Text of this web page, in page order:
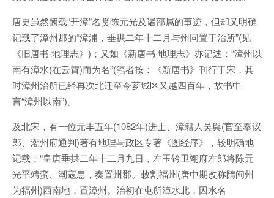
唐史虽然阙载“开漳”名贤陈元光及诸部属的事迹，但却又明确
记载了漳州郡的“漳浦，垂拱二年十二月与州同置于治所”(见
《旧唐书·地理志》)；又如《新唐书·地理志》亦记述：“漳州以
南有漳水(在云霄)而为名”(笔者按：《新唐书》刊行于宋，其
时漳州治所已经再次北迁至今芗城区又越四百年，故书中
言“漳州以南”)。
及北宋，有一位元丰五年(1082年)进士、漳籍人吴舆(官至奉议
郎、潮州府通判)著有地理与政区专著《图经序》，较明确地
记载：“皇唐垂拱二年十二月九日，左玉钤卫翊府左郎将陈元
光平靖蛮、潮寇患，奏置州郡。敕割福州(唐中期改称隋闽州
为福州)西南地，置漳州。治初在屯所漳水北，因水名